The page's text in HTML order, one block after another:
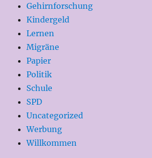
Gehirnforschung
Kindergeld
Lernen
Migräne
Papier
Politik
Schule
SPD
Uncategorized
Werbung
Willkommen